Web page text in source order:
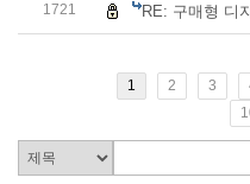
1721 RE: 구매형 디
1 2 3